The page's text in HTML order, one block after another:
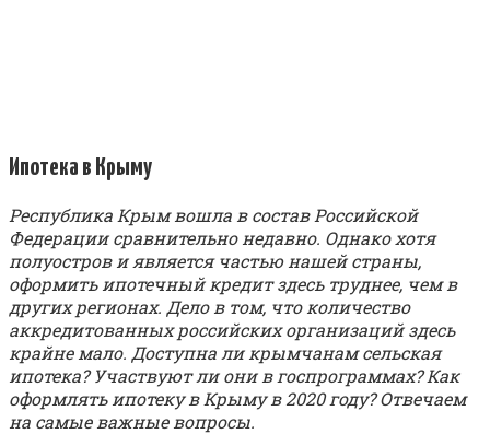
Ипотека в Крыму
Республика Крым вошла в состав Российской
Федерации сравнительно недавно. Однако хотя
полуостров и является частью нашей страны,
оформить ипотечный кредит здесь труднее, чем в
других регионах. Дело в том, что количество
аккредитованных российских организаций здесь
крайне мало. Доступна ли крымчанам сельская
ипотека? Участвуют ли они в госпрограммах? Как
оформлять ипотеку в Крыму в 2020 году? Отвечаем
на самые важные вопросы.